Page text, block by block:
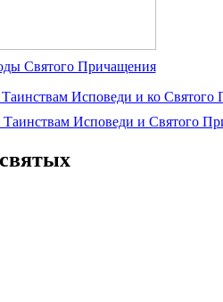
Святого Причащения
Исповеди и Святого